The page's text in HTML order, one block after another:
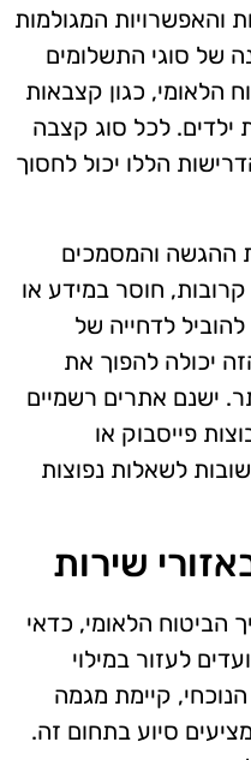
והאפשרויות המגולמות
של סוגי התשלומים
הלאומי, כגון קצבאות
ילדים. לכל סוג קצבה
הללו יכול לחסוך
ההגשה והמסמכים
חוסר במידע או
לדחייה של
יכולה להפוך את
ישנם אתרים רשמיים
פייסבוק או
לשאלות נפוצות
שירות
הלאומי, כדאי
לעזור במילוי
קיימת מגמה
סיוע בתחום זה.